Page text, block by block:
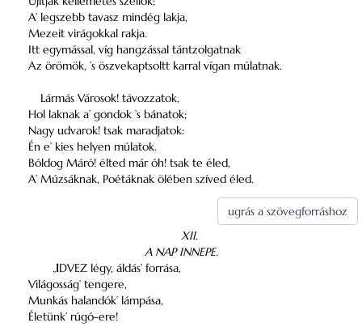
A’ legszebb tavasz mindég lakja,
Mezeit virágokkal rakja.
Itt egymással, víg hangzással tántzolgatnak
Az örömök, ’s öszvekaptsoltt karral vígan múlatnak.
Lármás Városok! távozzatok,
Hol laknak a’ gondok ’s bánatok;
Nagy udvarok! tsak maradjatok:
Én e’ kies helyen múlatok.
Bóldog Máró! élted már óh! tsak te éled,
A’ Múzsáknak, Poétáknak ölében szíved éled.
ugrás a szövegforráshoz
XII.
A NAP INNEPE.
„IDVEZ légy, áldás’ forrása,
Világosság’ tengere,
Munkás halandók’ lámpása,
Életünk’ rúgó-ere!